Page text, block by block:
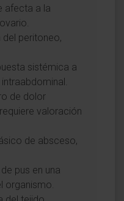
afecta a la
del peritoneo,
sistémica a
de dolor
valoración
de absceso,
pus en una
organismo.